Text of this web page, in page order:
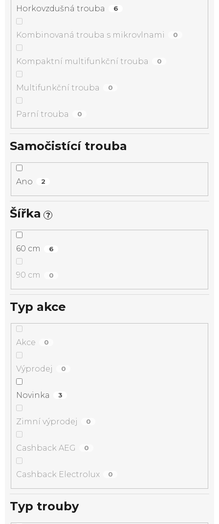
Horkovzdušná trouba 6
Kombinovaná trouba s mikrovlnami 0
Kompaktní multifunkční trouba 0
Multifunkční trouba 0
Parní trouba 0
Samočistící trouba
Ano 2
Šířka ?
60 cm 6
90 cm 0
Typ akce
Akce 0
Výprodej 0
Novinka 3
Zimní výprodej 0
Cashback AEG 0
Cashback Electrolux 0
Typ trouby